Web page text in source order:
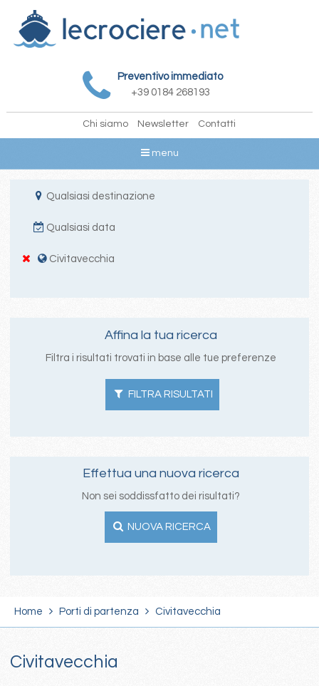
Preventivo immediato
+39 0184 268193
Chi siamo Newsletter Contatti
menu
Qualsiasi destinazione
Qualsiasi data
Civitavecchia
Affina la tua ricerca
Filtra i risultati trovati in base alle tue preferenze
FILTRA RISULTATI
Effettua una nuova ricerca
Non sei soddissfatto dei risultati?
NUOVA RICERCA
Home Porti di partenza Civitavecchia
Civitavecchia